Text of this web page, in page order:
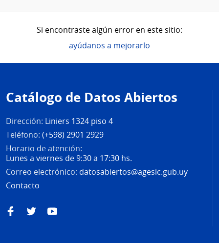
Si encontraste algún error en este sitio:
ayúdanos a mejorarlo
de
página
Catálogo de Datos Abiertos
Dirección: Liniers 1324 piso 4
Teléfono: (+598) 2901 2929
Horario de atención:
Lunes a viernes de 9:30 a 17:30 hs.
Correo electrónico: datosabiertos@agesic.gub.uy
Contacto
FacebookTwitterYouTube